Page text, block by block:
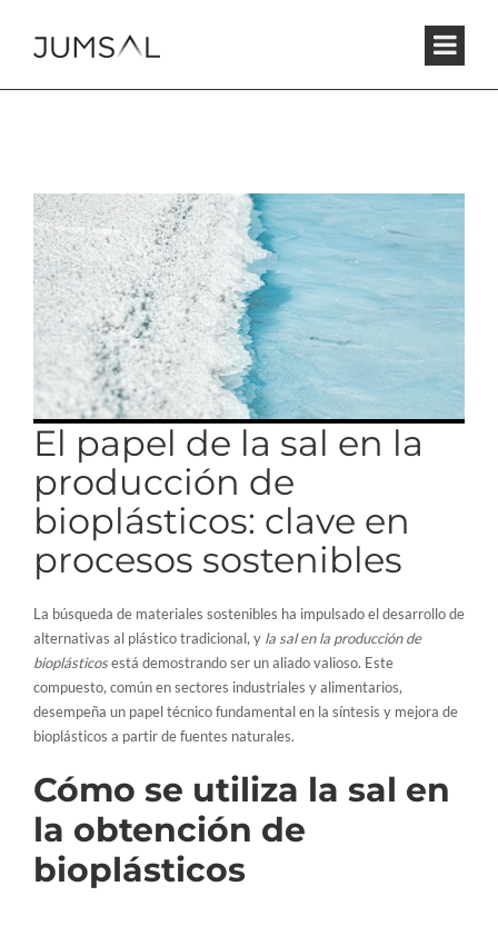
El papel de la sal en la
producción de
bioplásticos: clave en
procesos sostenibles
La búsqueda de materiales sostenibles ha impulsado el desarrollo de
alternativas al plástico tradicional, y la sal en la producción de
bioplásticosestá demostrando ser un aliado valioso. Este
compuesto, común en sectores industriales y alimentarios,
desempeña un papel técnico fundamental en la síntesis y mejora de
bioplásticos a partir de fuentes naturales.
Cómo se utiliza la sal en
la obtención de
bioplásticos